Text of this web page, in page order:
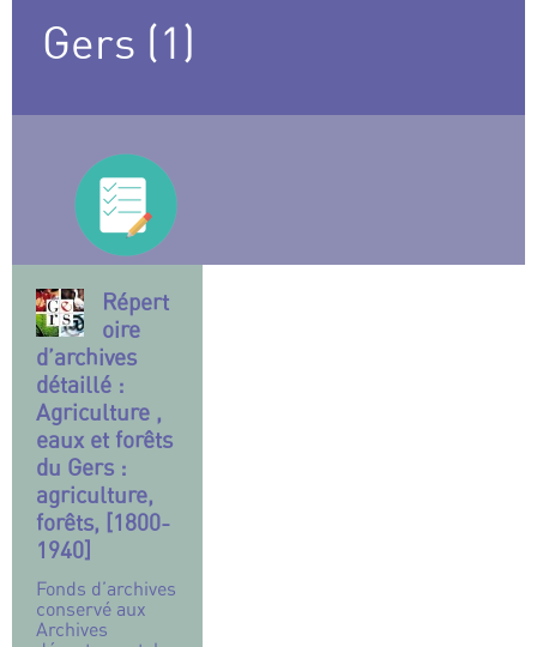
Gers (1)
Répert
oire
d’archives
détaillé :
Agriculture ,
eaux et forêts
du Gers :
agriculture,
forêts, [1800-
1940]
Fonds d’archives
conservé aux
Archives